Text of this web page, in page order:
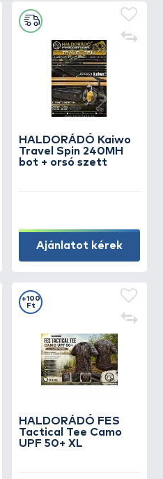
HALDORÁDÓ Kaiwo
Travel Spin 240MH
bot + orsó szett
Ajánlatot kérek
HALDORÁDÓ FES
Tactical Tee Camo
UPF 50+ XL
+100
Ft